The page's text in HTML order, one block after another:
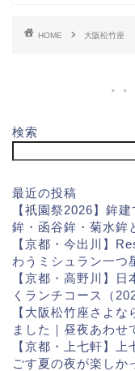
HOME 大阪松竹座
検索
最近の投稿
【祇園祭2026】鉾
鉾・函谷鉾・菊水鉾
【京都・今出川】
わうミシュラン一つ
【京都・高野川】
くランチコース（
【大阪松竹座さよ
ました｜昼夜あわせ
【京都・上七軒】
ごす夏の夜が楽しか